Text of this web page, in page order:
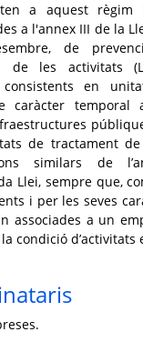
a aquest règim
a l'annex III de la
de
de les activitats
en
caràcter temporal
de tractament
similars de
Llei, sempre que,
i per les seves
associades a un
condició d’activitats